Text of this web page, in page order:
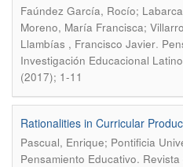
Faúndez García, Rocío;
Moreno, María Francisca;
Llambías , Francisco Javier.
Investigación Educacional
(2017); 1-11
Rationalities in Curricular
Pascual, Enrique; Pontificia
Pensamiento Educativo.